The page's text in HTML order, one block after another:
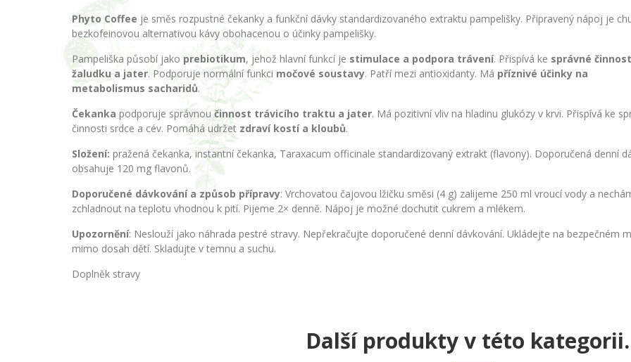
Phyto Coffee je směs rozpustné čekanky a funkční dávky standardizovaného extraktu pampelišky. Připravený nápoj je
bezkofeinovou alternativou kávy obohacenou o účinky pampelišky.
Pampeliška působí jako prebiotikum, jehož hlavní funkcí je stimulace a podpora trávení. Přispívá ke správné
žaludku a jater. Podporuje normální funkci močové soustavy. Patří mezi antioxidanty. Má příznivé účinky na
metabolismus sacharidů.
Čekanka podporuje správnoučinnost trávicího traktu a jater. Má pozitivní vliv na hladinu glukózy v krvi. Přispívá ke
činnosti srdce a cév. Pomáhá udržet zdraví kostí a kloubů.
Složení: pražená čekanka, instantní čekanka, Taraxacum officinale standardizovaný extrakt (flavony). Doporučená denní
obsahuje 120 mg flavonů.
Doporučené dávkování a způsob přípravy: Vrchovatou čajovou lžičku směsi (4 g) zalijeme 250 ml vroucí vody a
zchladnout na teplotu vhodnou k pití. Pijeme 2× denně. Nápoj je možné dochutit cukrem a mlékem.
Upozornění: Neslouží jako náhrada pestré stravy. Nepřekračujte doporučené denní dávkování. Ukládejte na bezpečném
mimo dosah dětí. Skladujte v temnu a suchu.
Doplněk stravy
Další produkty v této